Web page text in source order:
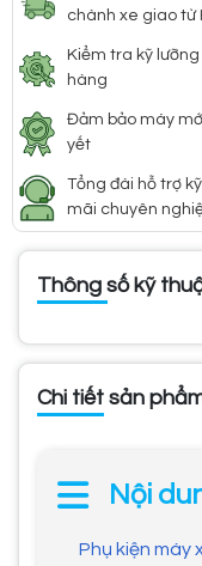
chành xe giao từ
Kiểm tra kỹ
hàng
Đảm bảo máy
yết
Tổng đài hỗ trợ
mãi chuyên
Thông số kỹ
Chi tiết sản
Nội
Phụ kiện máy